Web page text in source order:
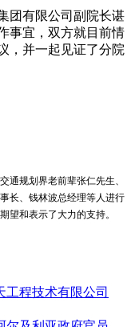
团有限公司副院长谌
事宜，双方就目前情
，并一起见证了分院
通规划界老前辈张仁先生、
长、钱林波总经理等人进行
望和表示了大力的支持。
工程技术有限公司